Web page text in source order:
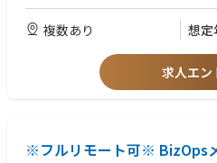
なお、現在、親会社である京セラコミ
社によるグループAI戦略のもと、両社
く場合があります。
担当する顧客（既存・新規問わず）
■歓迎要件
・コンサルティングファームでの実務
・SIer、SaaS、AIベンチャー等でのハ
明できる能力
複数あり 想定
求人エン
※フルリモート可※ BizOps